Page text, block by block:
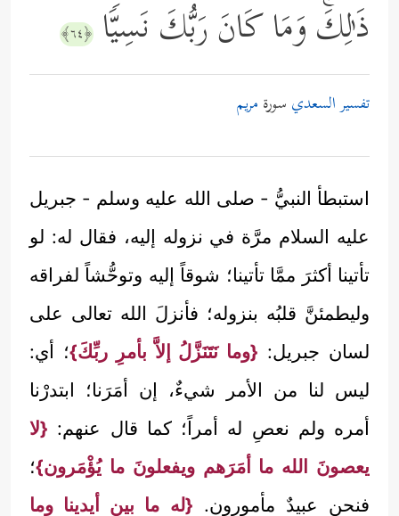
ذَ ٰ⁠لِكَۚ وَمَا كَانَ رَبُّكَ نَسِیࣰّا ﴿٦٤﴾
تفسير السعدي سورة مريم
استبطأ النبيُّ - صلى الله عليه وسلم - جبريل
عليه السلام مرَّة في نزوله إليه، فقال له: لو
تأتينا أكثرَ ممَّا تأتينا؛ شوقاً إليه وتوحُّشاً لفراقه
وليطمئنَّ قلبُه بنزوله؛ فأنزلَ الله تعالى على
لسان جبريل: {وما نَتَنَزَّلُ إلاَّ بأمرِ ربِّكَ}؛ أي:
ليس لنا من الأمر شيءٌ، إن أمَرَنا؛ ابتدرْنا
أمره ولم نعصِ له أمراً؛ كما قال عنهم: {لا
يعصونَ الله ما أمَرَهم ويفعلونَ ما يُؤْمَرون}؛
فنحن عبيدٌ مأمورون. {له ما بين أيدينا وما